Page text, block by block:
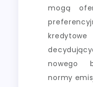
mogą
nowego
normy